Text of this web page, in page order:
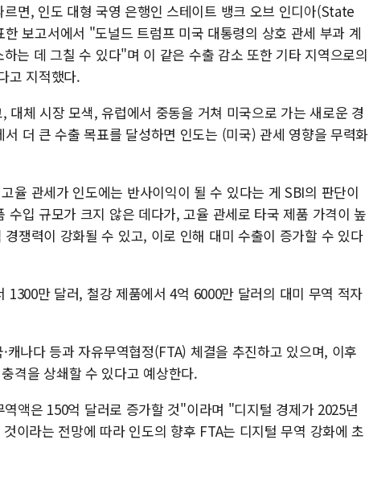
면, 인도 대형 국영 은행인 스테이트 뱅크 오브 인디아(State
보고서에서 "도널드 트럼프 미국 대통령의 상호 관세 부과 계
는 데 그칠 수 있다"며 이 같은 수출 감소 또한 기타 지역으로의
고 지적했다.
체 시장 모색, 유럽에서 중동을 거쳐 미국으로 가는 새로운 경
더 큰 수출 목표를 달성하면 인도는 (미국) 관세 영향을 무력화
율 관세가 인도에는 반사이익이 될 수 있다는 게 SBI의 판단이
수입 규모가 크지 않은 데다가, 고율 관세로 타국 제품 가격이 높
쟁력이 강화될 수 있고, 이로 인해 대미 수출이 증가할 수 있다
1300만 달러, 철강 제품에서 4억 6000만 달러의 대미 무역 적자
나다 등과 자유무역협정(FTA) 체결을 추진하고 있으며, 이후
격을 상쇄할 수 있다고 예상한다.
액은 150억 달러로 증가할 것"이라며 "디지털 경제가 2025년
이라는 전망에 따라 인도의 향후 FTA는 디지털 무역 강화에 초